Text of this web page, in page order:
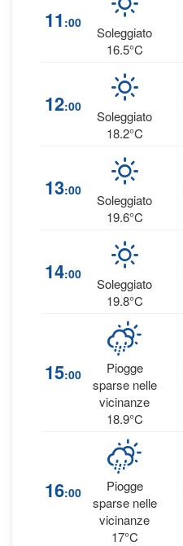
11 :00
Soleggiato
16.5°C
12:00
Soleggiato
18.2°C
13:00
Soleggiato
19.6°C
14:00
Soleggiato
19.8°C
15:00
Piogge
sparse nelle
vicinanze
18.9°C
16:00
Piogge
sparse nelle
vicinanze
17°C